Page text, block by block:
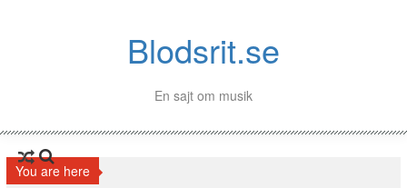
Blodsrit.se
En sajt om musik
You are here